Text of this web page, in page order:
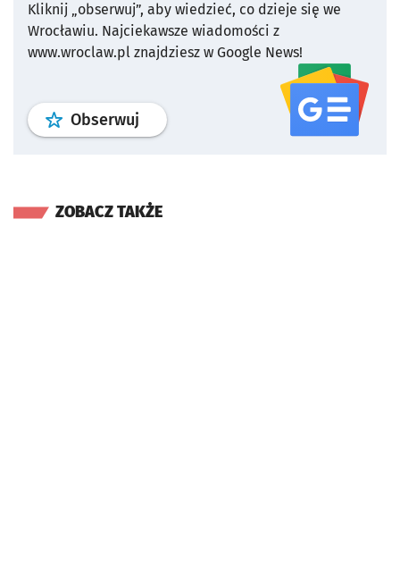
Kliknij „obserwuj”, aby wiedzieć, co dzieje się we
Wrocławiu. Najciekawsze wiadomości z
www.wroclaw.pl znajdziesz w Google News!
Obserwuj profil serwisu
ZOBACZ TAKŻE